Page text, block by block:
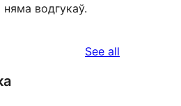
водгукаў.
See all